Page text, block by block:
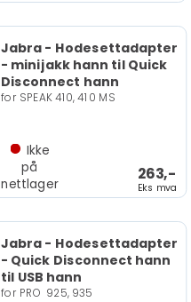
Jabra - Hodesettadapter
- minijakk hann til Quick
Disconnect hann
for SPEAK 410, 410 MS
263,-
Eks mva
Ikke
på
nettlager
Jabra - Hodesettadapter
- Quick Disconnect hann
til USB hann
for PRO 925, 935